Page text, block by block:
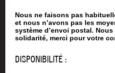
Nous ne faisons pas
et nous n’avons pas les
système d’envoi postal.
solidarité, merci pour votre
DISPONIBILITÉ :